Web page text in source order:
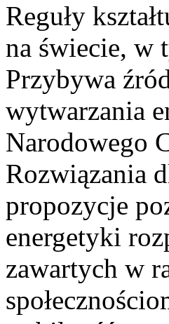
Reguły
na świecie, w
Przybywa
wytwarzania
Narodowego
Rozwiązania
propozycje
energetyki
zawartych w